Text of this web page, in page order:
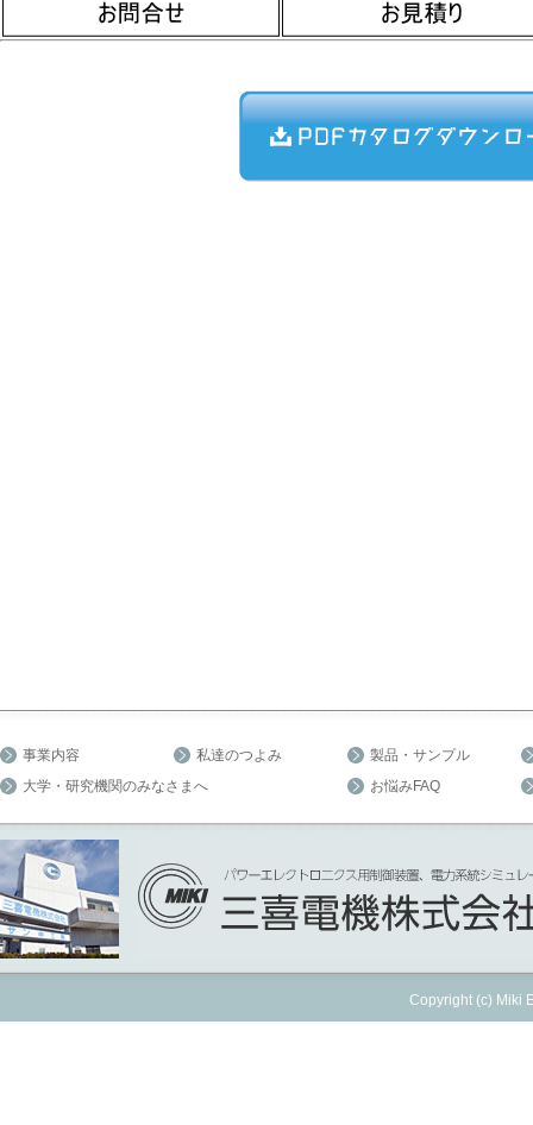
事業内容 私達のつよみ
製品・サンプル
大学・研究機関のみなさまへ
お悩みFAQ
Copyright (c) Miki